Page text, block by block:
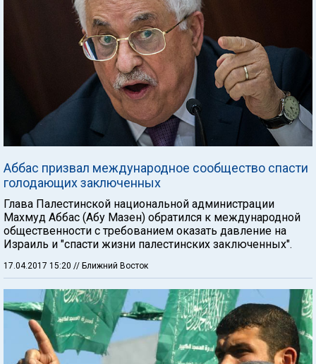
Аббас призвал международное сообщество спасти
голодающих заключенных
Глава Палестинской национальной администрации
Махмуд Аббас (Абу Мазен) обратился к международной
общественности с требованием оказать давление на
Израиль и "спасти жизни палестинских заключенных".
17.04.2017 15:20 // Ближний Восток